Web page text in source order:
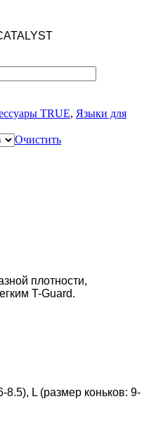
TRUE, Языки для
Очистить
плотности,
T-Guard.
8.5), L (размер коньков: 9-